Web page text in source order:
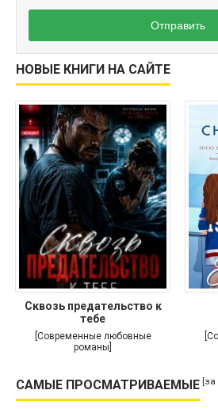
Отправить
НОВЫЕ КНИГИ НА САЙТЕ
Сквозь предательство к
тебе
[Современные любовные
романы]
САМЫЕ ПРОСМАТРИВАЕМЫЕ